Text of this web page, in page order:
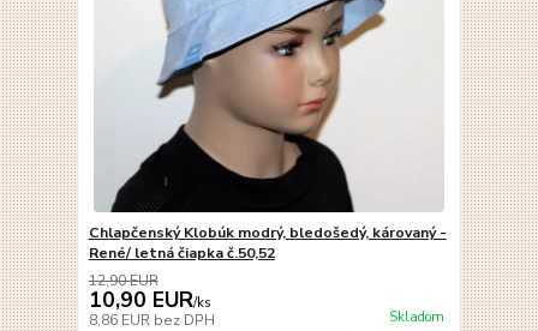
Chlapčenský Klobúk modrý, bledošedý, károvaný -
René/ letná čiapka č.50,52
12,90 EUR
10,90 EUR/ks
8,86 EUR bez DPH Skladom